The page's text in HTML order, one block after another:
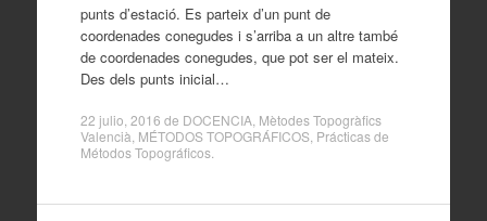
punts d’estació. Es parteix d’un punt de
coordenades conegudes i s’arriba a un altre també
de coordenades conegudes, que pot ser el mateix.
Des dels punts inicial…
22 julio, 2016 de DOCENCIA, Mètodes Topogràfics
Valencià MÉTODOS TOPOGRÁFICOS, Prácticas de
Métodos Topográficos.